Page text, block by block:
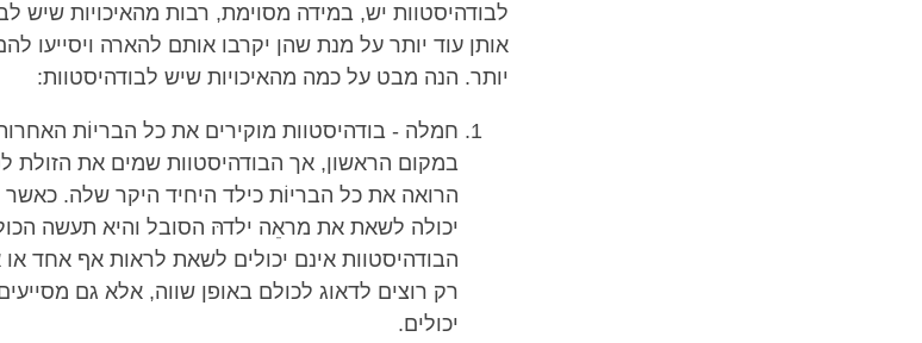
לבודהיסטוות יש, במידה מסוימת, רבות מהאיכויות שיש
אותן עוד יותר על מנת שהן יקרבו אותם להארה ויסייעו
יותר. הנה מבט על כמה מהאיכויות שיש לבודהיסטוות:
חמלה - בודהיסטוות מוקירים את כל הבריוֹת
במקום הראשון, אך הבודהיסטוות שמים את הזולת
הרואה את כל הבריוֹת כילד היחיד היקר שלה.
יכולה לשאת את מראֵה ילדהּ הסובל והיא תעשה הכול
הבודהיסטוות אינם יכולים לשאת לראות אף אחד
רק רוצים לדאוג לכולם באופן שווה, אלא גם
יכולים.